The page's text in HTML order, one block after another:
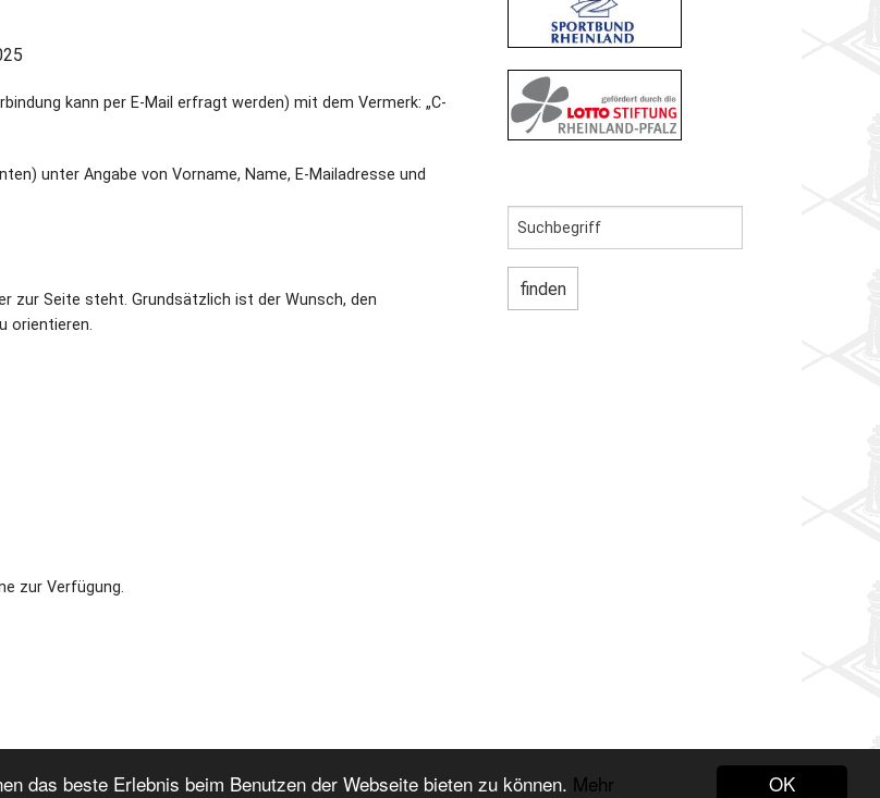
OK
das beste Erlebnis beim Benutzen der Webseite bieten zu können. Mehr
kann per E-Mail erfragt werden) mit dem Vermerk: „C-
unter Angabe von Vorname, Name, E-Mailadresse und
zur Seite steht. Grundsätzlich ist der Wunsch, den
orientieren.
zur Verfügung.